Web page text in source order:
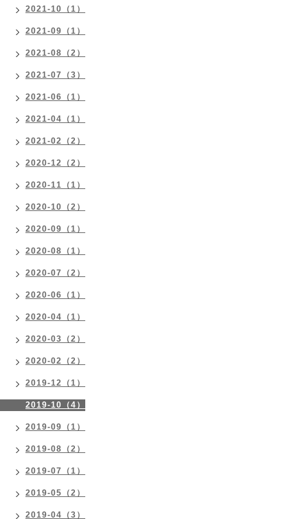
2021-10（1）
2021-09（1）
2021-08（2）
2021-07（3）
2021-06（1）
2021-04（1）
2021-02（2）
2020-12（2）
2020-11（1）
2020-10（2）
2020-09（1）
2020-08（1）
2020-07（2）
2020-06（1）
2020-04（1）
2020-03（2）
2020-02（2）
2019-12（1）
2019-10（4）
2019-09（1）
2019-08（2）
2019-07（1）
2019-05（2）
2019-04（3）